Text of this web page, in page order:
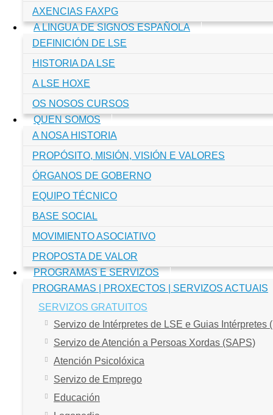
AXENCIAS FAXPG
A LINGUA DE SIGNOS ESPAÑOLA
DEFINICIÓN DE LSE
HISTORIA DA LSE
A LSE HOXE
OS NOSOS CURSOS
QUEN SOMOS
A NOSA HISTORIA
PROPÓSITO, MISIÓN, VISIÓN E VALORES
ÓRGANOS DE GOBERNO
EQUIPO TÉCNICO
BASE SOCIAL
MOVIMIENTO ASOCIATIVO
PROPOSTA DE VALOR
PROGRAMAS E SERVIZOS
PROGRAMAS | PROXECTOS | SERVIZOS ACTUAIS
SERVIZOS GRATUITOS
Servizo de Intérpretes de LSE e Guias Intérpretes
Servizo de Atención a Persoas Xordas (SAPS)
Atención Psicolóxica
Servizo de Emprego
Educación